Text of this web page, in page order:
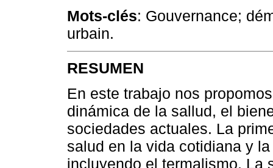
Mots-clés: Gouvernance;
urbain.
RESUMEN
En este trabajo nos
dinámica de la sallud, el
sociedades actuales. La
salud en la vida cotidiana y
incluyendo el termalismo. La